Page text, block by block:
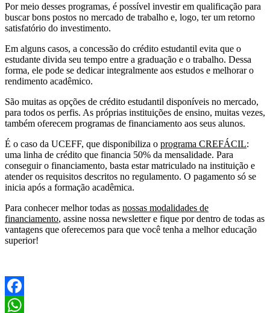
Por meio desses programas, é possível investir em qualificação para
buscar bons postos no mercado de trabalho e, logo, ter um retorno
satisfatório do investimento.
Em alguns casos, a concessão do crédito estudantil evita que o
estudante divida seu tempo entre a graduação e o trabalho. Dessa
forma, ele pode se dedicar integralmente aos estudos e melhorar o
rendimento acadêmico.
São muitas as opções de crédito estudantil disponíveis no mercado,
para todos os perfis. As próprias instituições de ensino, muitas vezes,
também oferecem programas de financiamento aos seus alunos.
É o caso da UCEFF, que disponibiliza o programa CREFÁCIL:
uma linha de crédito que financia 50% da mensalidade. Para
conseguir o financiamento, basta estar matriculado na instituição e
atender os requisitos descritos no regulamento. O pagamento só se
inicia após a formação acadêmica.
Para conhecer melhor todas as nossas modalidades de
financiamento, assine nossa newsletter e fique por dentro de todas as
vantagens que oferecemos para que você tenha a melhor educação
superior!
Facebook